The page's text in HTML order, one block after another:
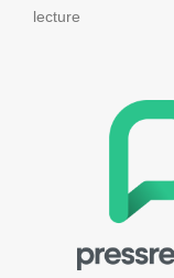
lecture